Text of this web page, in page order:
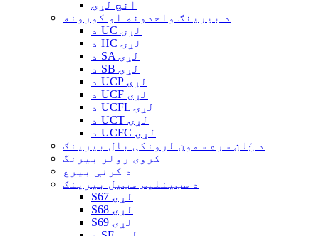
انچ لړۍ
د بیرینګ واحدونه او کورونه
د UC لړۍ
د HC لړۍ
د SA لړۍ
د SB لړۍ
د UCP لړۍ
د UCF لړۍ
د UCFL لړۍ
د UCT لړۍ
د UCFC لړۍ
د ځان سره سمون لرونکی بال بیرینګ
کروی رولر بیرنگ
د کرنې بیرغ
د سټینلیس سټیل بیرینګ
S67 لړۍ
S68 لړۍ
S69 لړۍ